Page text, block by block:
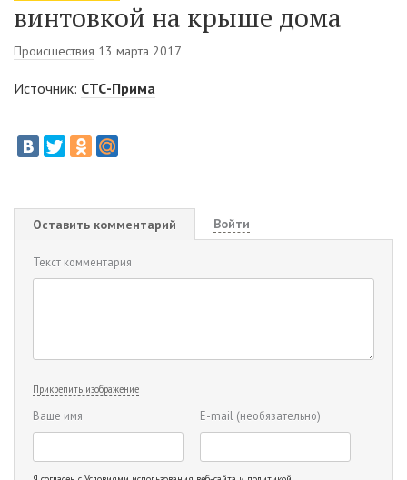
винтовкой на крыше дома
Происшествия 13 марта 2017
Источник: СТС-Прима
Оставить комментарий Войти
Текст комментария
Прикрепить изображение
Ваше имя E-mail (необязательно)